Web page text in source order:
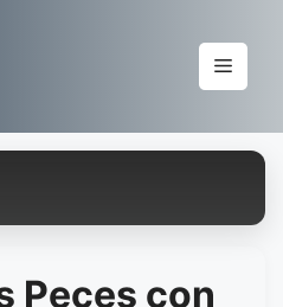
Menu
Peces con